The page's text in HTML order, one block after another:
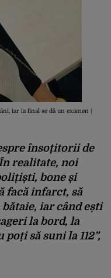
iar la final se dă un examen |
însoțitorii de
realitate, noi
bone și
facă infarct, să
bătaie, iar când ești
la bord, la
să suni la 112”,